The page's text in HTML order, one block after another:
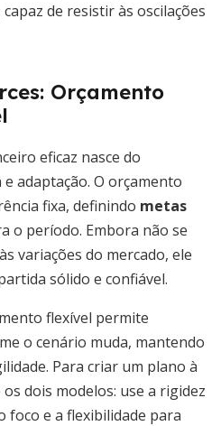
de resistir às oscilações
Orçamento
eficaz nasce do
adaptação. O orçamento
fixa, definindo metas
o período. Embora não se
variações do mercado, ele
sólido e confiável.
flexível permite
o cenário muda, mantendo
Para criar um plano à
dois modelos: use a rigidez
foco e a flexibilidade para